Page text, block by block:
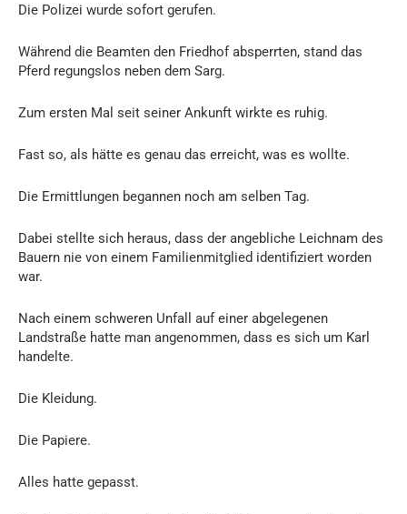
Die Polizei wurde sofort gerufen.
Während die Beamten den Friedhof absperrten, stand das
Pferd regungslos neben dem Sarg.
Zum ersten Mal seit seiner Ankunft wirkte es ruhig.
Fast so, als hätte es genau das erreicht, was es wollte.
Die Ermittlungen begannen noch am selben Tag.
Dabei stellte sich heraus, dass der angebliche Leichnam des
Bauern nie von einem Familienmitglied identifiziert worden
war.
Nach einem schweren Unfall auf einer abgelegenen
Landstraße hatte man angenommen, dass es sich um Karl
handelte.
Die Kleidung.
Die Papiere.
Alles hatte gepasst.